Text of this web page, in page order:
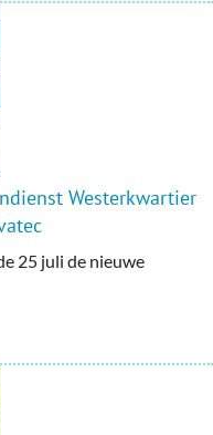
Westerkwartier
25 juli de nieuwe